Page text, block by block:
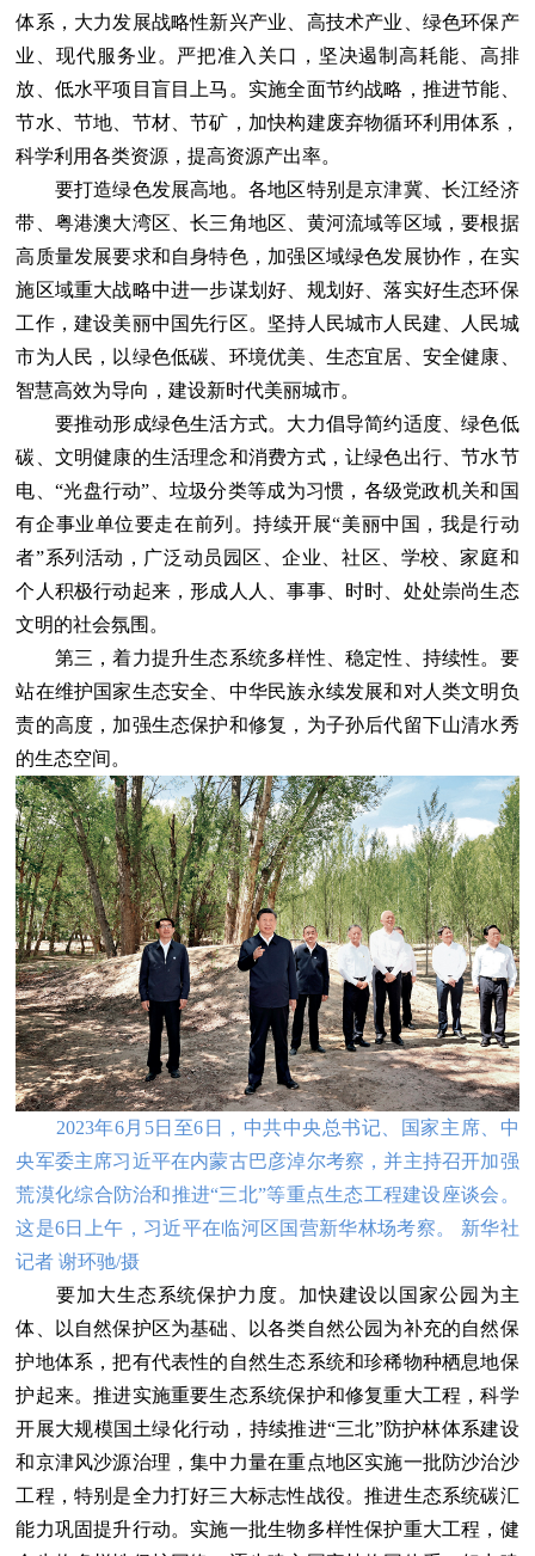
体系，大力发展战略性新兴产业、高技术产业、绿色环保产
业、现代服务业。严把准入关口，坚决遏制高耗能、高排
放、低水平项目盲目上马。实施全面节约战略，推进节能、
节水、节地、节材、节矿，加快构建废弃物循环利用体系，
科学利用各类资源，提高资源产出率。
要打造绿色发展高地。各地区特别是京津冀、长江经济
带、粤港澳大湾区、长三角地区、黄河流域等区域，要根据
高质量发展要求和自身特色，加强区域绿色发展协作，在实
施区域重大战略中进一步谋划好、规划好、落实好生态环保
工作，建设美丽中国先行区。坚持人民城市人民建、人民城
市为人民，以绿色低碳、环境优美、生态宜居、安全健康、
智慧高效为导向，建设新时代美丽城市。
要推动形成绿色生活方式。大力倡导简约适度、绿色低
碳、文明健康的生活理念和消费方式，让绿色出行、节水节
电、“光盘行动”、垃圾分类等成为习惯，各级党政机关和国
有企事业单位要走在前列。持续开展“美丽中国，我是行动
者”系列活动，广泛动员园区、企业、社区、学校、家庭和
个人积极行动起来，形成人人、事事、时时、处处崇尚生态
文明的社会氛围。
第三，着力提升生态系统多样性、稳定性、持续性。要
站在维护国家生态安全、中华民族永续发展和对人类文明负
责的高度，加强生态保护和修复，为子孙后代留下山清水秀
的生态空间。
2023年6月5日至6日，中共中央总书记、国家主席、中
央军委主席习近平在内蒙古巴彦淖尔考察，并主持召开加强
荒漠化综合防治和推进“三北”等重点生态工程建设座谈会。
这是6日上午，习近平在临河区国营新华林场考察。 新华社
记者 谢环驰/摄
要加大生态系统保护力度。加快建设以国家公园为主
体、以自然保护区为基础、以各类自然公园为补充的自然保
护地体系，把有代表性的自然生态系统和珍稀物种栖息地保
护起来。推进实施重要生态系统保护和修复重大工程，科学
开展大规模国土绿化行动，持续推进“三北”防护林体系建设
和京津风沙源治理，集中力量在重点地区实施一批防沙治沙
工程，特别是全力打好三大标志性战役。推进生态系统碳汇
能力巩固提升行动。实施一批生物多样性保护重大工程，健